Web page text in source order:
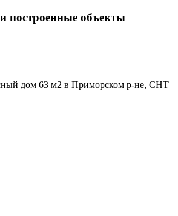
построенные объекты
дом 63 м2 в Приморском р-не, СНТ